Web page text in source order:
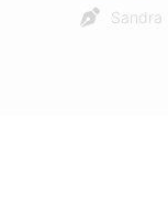
Sandra